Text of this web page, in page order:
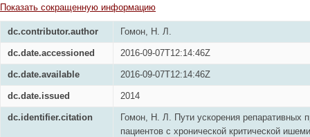
Показать сокращенную информацию
dc.contributor.author Гомон, Н. Л.
dc.date.accessioned 2016-09-07T12:14:46Z
dc.date.available 2016-09-07T12:14:46Z
dc.date.issued 2014
dc.identifier.citation
Гомон, Н. Л. Пути ускорения репаративных
пациентов с хронической критической